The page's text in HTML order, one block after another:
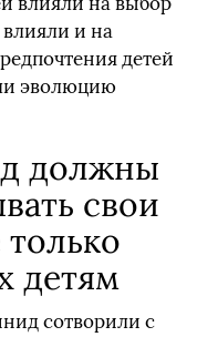
и на
детей
эволюцию
должны
свои
детям
сотворили с